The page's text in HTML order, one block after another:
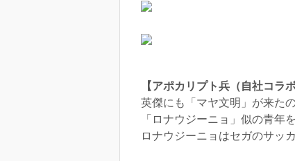
【アポカリプト兵（自社コラボ
英傑にも「マヤ文明」が来た
「ロナウジーニョ」似の青年
ロナウジーニョはセガのサッ